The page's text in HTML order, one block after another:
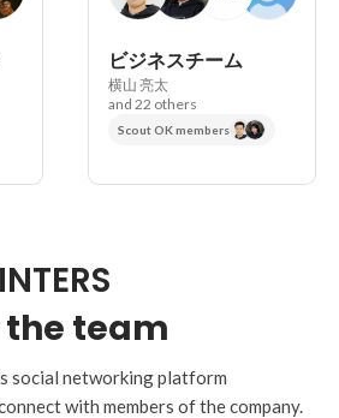
ビジネスチーム
横山 亮太
and 22 others
Scout OK members
team
social networking platform
with members of the company.